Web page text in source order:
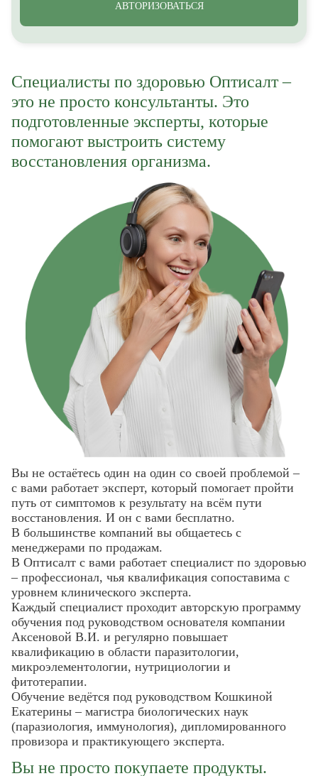
АВТОРИЗОВАТЬСЯ
Специалисты по здоровью Оптисалт –
это не просто консультанты. Это
подготовленные эксперты, которые
помогают выстроить систему
восстановления организма.
Вы не остаётесь один на один со своей проблемой –
с вами работает эксперт, который помогает пройти
путь от симптомов к результату на всём пути
восстановления. И он с вами бесплатно.
В большинстве компаний вы общаетесь с
менеджерами по продажам.
В Оптисалт с вами работает специалист по здоровью
– профессионал, чья квалификация сопоставима с
уровнем клинического эксперта.
Каждый специалист проходит авторскую программу
обучения под руководством основателя компании
Аксеновой В.И. и регулярно повышает
квалификацию в области паразитологии,
микроэлементологии, нутрициологии и
фитотерапии.
Обучение ведётся под руководством Кошкиной
Екатерины – магистра биологических наук
(паразиология, иммунология), дипломированного
провизора и практикующего эксперта.
Вы не просто покупаете продукты.
Телефон
Email
Фамилия
Имя
Фамилия
Имя